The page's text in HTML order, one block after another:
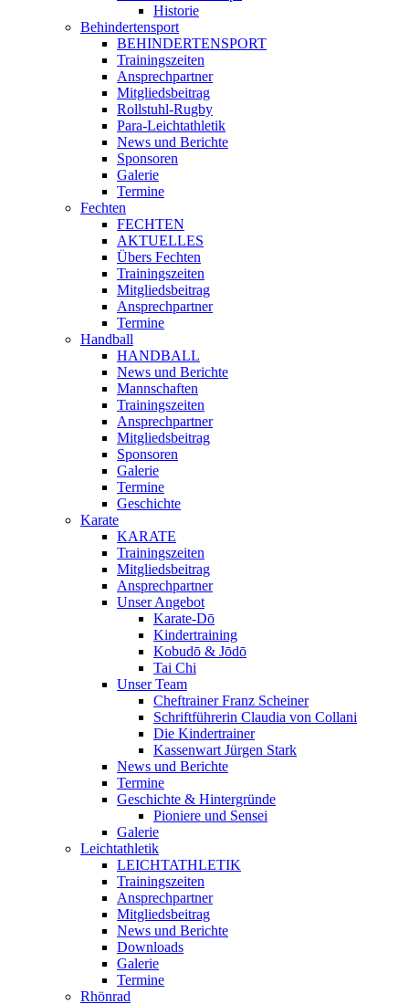
Historie
Behindertensport
BEHINDERTENSPORT
Trainingszeiten
Ansprechpartner
Mitgliedsbeitrag
Rollstuhl-Rugby
Para-Leichtathletik
News und Berichte
Sponsoren
Galerie
Termine
Fechten
FECHTEN
AKTUELLES
Übers Fechten
Trainingszeiten
Mitgliedsbeitrag
Ansprechpartner
Termine
Handball
HANDBALL
News und Berichte
Mannschaften
Trainingszeiten
Ansprechpartner
Mitgliedsbeitrag
Sponsoren
Galerie
Termine
Geschichte
Karate
KARATE
Trainingszeiten
Mitgliedsbeitrag
Ansprechpartner
Unser Angebot
Karate-Dō
Kindertraining
Kobudō & Jōdō
Tai Chi
Unser Team
Cheftrainer Franz Scheiner
Schriftführerin Claudia von Collani
Die Kindertrainer
Kassenwart Jürgen Stark
News und Berichte
Termine
Geschichte & Hintergründe
Pioniere und Sensei
Galerie
Leichtathletik
LEICHTATHLETIK
Trainingszeiten
Ansprechpartner
Mitgliedsbeitrag
News und Berichte
Downloads
Galerie
Termine
Rhönrad